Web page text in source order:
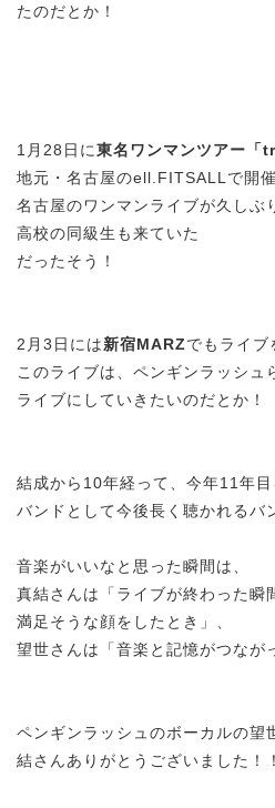
たのだとか！
1月28日に東名ワンマンツアー「
地元・名古屋のell.FITSALLで開
名古屋のワンマンライブが久しぶ
高校の同級生も来ていた
だったそう！
2月3日には新宿MARZでもライブ
このライブは、ペンギンラッシュ
ライブにしていきたいのだとか！
結成から10年経って、今年11年目
バンドとして今後長く聴かれるバ
音楽がいいなと思った瞬間は、
真結さんは「ライブが終わった瞬
満足そうな顔をしたとき」、
望世さんは「音楽と記憶がつなが
ペンギンラッシュのボーカルの望
結さんありがとうございました！！